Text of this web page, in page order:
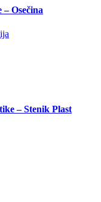
Osečina
– Stenik Plast